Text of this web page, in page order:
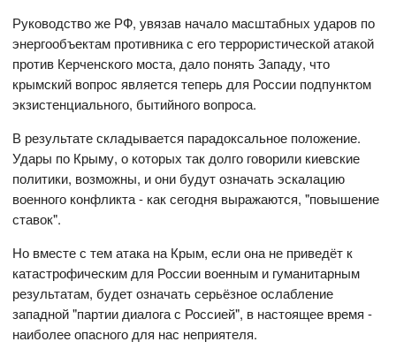
Руководство же РФ, увязав начало масштабных ударов по
энергообъектам противника с его террористической атакой
против Керченского моста, дало понять Западу, что
крымский вопрос является теперь для России подпунктом
экзистенциального, бытийного вопроса.
В результате складывается парадоксальное положение.
Удары по Крыму, о которых так долго говорили киевские
политики, возможны, и они будут означать эскалацию
военного конфликта - как сегодня выражаются, "повышение
ставок".
Но вместе с тем атака на Крым, если она не приведёт к
катастрофическим для России военным и гуманитарным
результатам, будет означать серьёзное ослабление
западной "партии диалога с Россией", в настоящее время -
наиболее опасного для нас неприятеля.